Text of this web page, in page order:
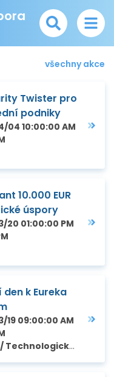
všechny akce
Twister pro
podniky
04 10:00:00 AM
10.000 EUR
úspory
20 01:00:00 PM
k Eureka
19 09:00:00 AM
centrum Praha, Ve Struhách 27, Praha 6